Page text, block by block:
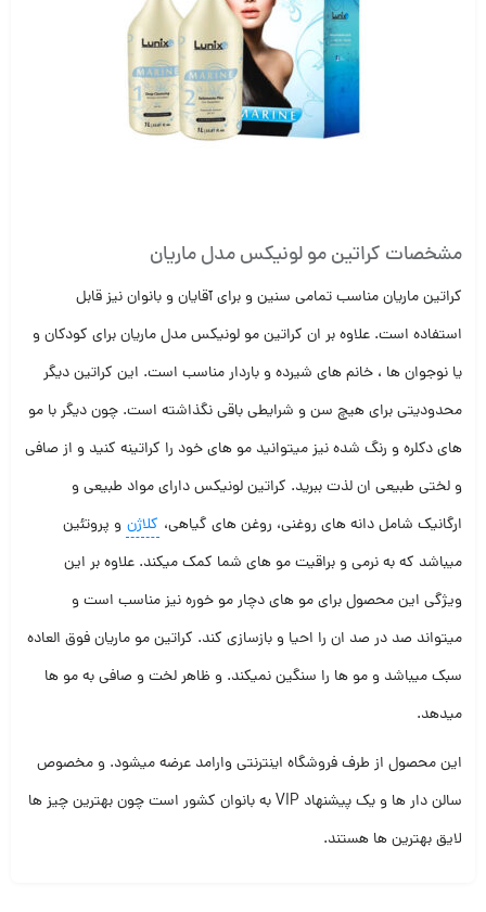
مشخصات کراتین مو لونیکس مدل ماریان
کراتین ماریان مناسب تمامی سنین و برای آقایان و بانوان نیز قابل
استفاده است. علاوه بر ان کراتین مو لونیکس مدل ماریان برای کودکان و
یا نوجوان ها ، خانم های شیرده و باردار مناسب است. این کراتین دیگر
محدودیتی برای هیچ سن و شرایطی باقی نگذاشته است. چون دیگر با مو
های دکلره و رنگ شده نیز میتوانید مو های خود را کراتینه کنید و از صافی
و لختی طبیعی ان لذت ببرید. کراتین لونیکس دارای مواد طبیعی و
ارگانیک شامل دانه های روغنی، روغن های گیاهی، کلاژن و پروتئین
میباشد که به نرمی و براقیت مو های شما کمک میکند. علاوه بر این
ویژگی این محصول برای مو های دچار مو خوره نیز مناسب است و
میتواند صد در صد ان را احیا و بازسازی کند. کراتین مو ماریان فوق العاده
سبک میباشد و مو ها را سنگین نمیکند. و ظاهر لخت و صافی به مو ها
میدهد.
این محصول از طرف فروشگاه اینترنتی وارامد عرضه میشود. و مخصوص
سالن دار ها و یک پیشنهاد VIP به بانوان کشور است چون بهترین چیز ها
لایق بهترین ها هستند.